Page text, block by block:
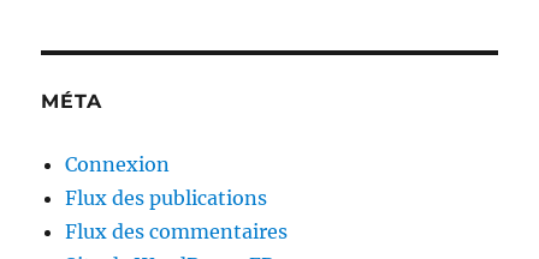
MÉTA
Connexion
Flux des publications
Flux des commentaires